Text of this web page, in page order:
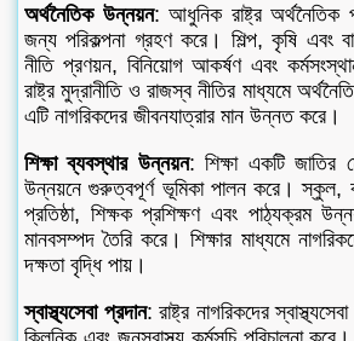
অর্থনৈতিক উন্নয়ন: আধুনিক রাষ্ট্র অর্থনৈতিক
জন্য পরিকল্পনা গ্রহণ করে। শিল্প, কৃষি এবং
নীতি প্রণয়ন, বিনিয়োগ আকর্ষণ এবং
রাষ্ট্র মুদ্রানীতি ও রাজস্ব নীতির মাধ্যমে
এটি নাগরিকদের জীবনযাত্রার মান উন্নত করে।
শিক্ষা ব্যবস্থার উন্নয়ন: শিক্ষা একটি জাতির
উন্নয়নে গুরুত্বপূর্ণ ভূমিকা পালন করে। স্কুল,
প্রতিষ্ঠা, শিক্ষক প্রশিক্ষণ এবং পাঠ্যক্রম
মানবসম্পদ তৈরি করে। শিক্ষার মাধ্যমে
দক্ষতা বৃদ্ধি পায়।
স্বাস্থ্যসেবা প্রদান: রাষ্ট্র নাগরিকদের